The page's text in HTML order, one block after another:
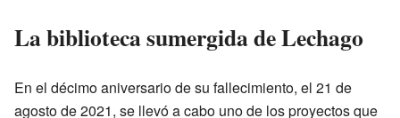
La biblioteca sumergida de Lechago
En el décimo aniversario de su fallecimiento, el 21 de
agosto de 2021, se llevó a cabo uno de los proyectos que